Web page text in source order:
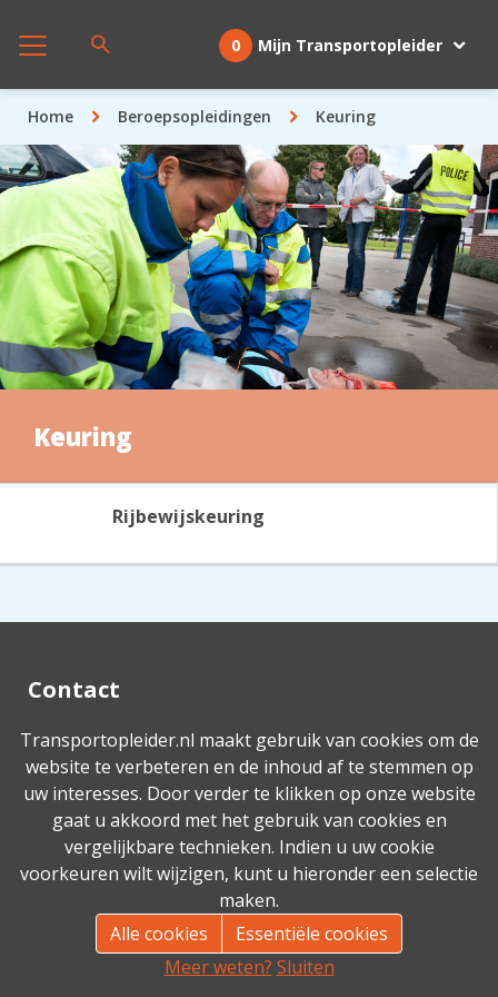
Transportopleider.nl maakt gebruik van cookies om de
website te verbeteren en de inhoud af te stemmen op
uw interesses. Door verder te klikken op onze website
gaat u akkoord met het gebruik van cookies en
vergelijkbare technieken. Indien u uw cookie
voorkeuren wilt wijzigen, kunt u hieronder een selectie
maken.
Alle cookies
Essentiële cookies
Meer weten? Sluiten
Mijn Transportopleider
0
Home Beroepsopleidingen Keuring
Keuring
Rijbewijskeuring
Contact
info@vervoerscollegevenlo.nl
Contact
Powered byTransportopleider